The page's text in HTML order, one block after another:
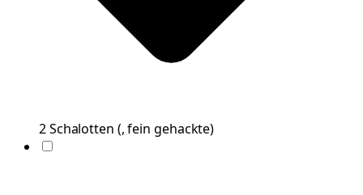
2Schalotten (, fein gehackte)